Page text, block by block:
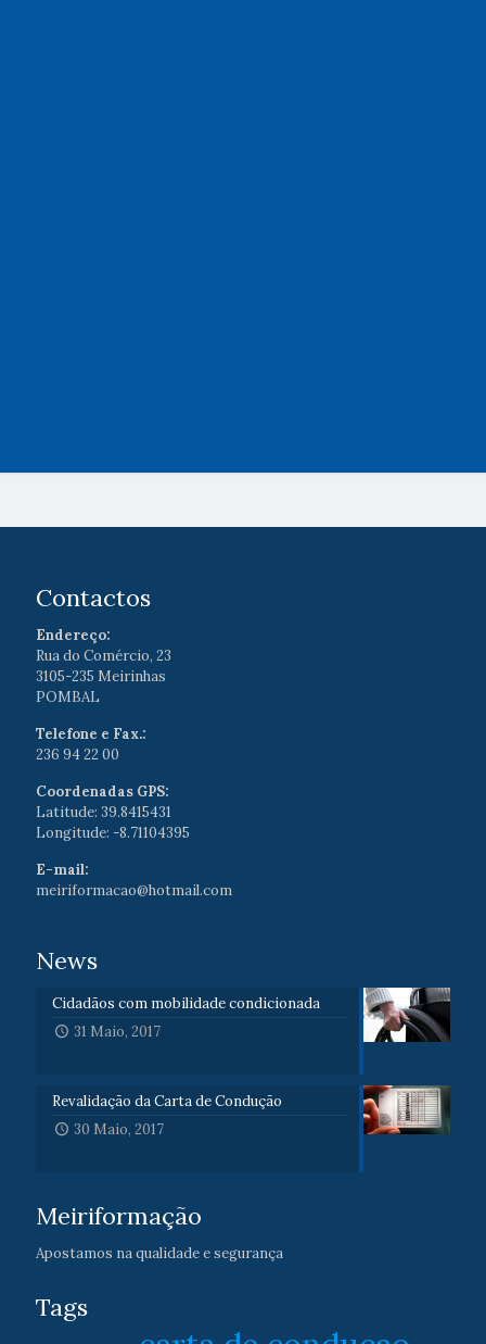
Contactos
Endereço:
Rua do Comércio, 23
3105-235 Meirinhas
POMBAL
Telefone e Fax.:
236 94 22 00
Coordenadas GPS:
Latitude: 39.8415431
Longitude: -8.71104395
E-mail:
meiriformacao@hotmail.com
News
Cidadãos com mobilidade condicionada
31 Maio, 2017
Revalidação da Carta de Condução
30 Maio, 2017
Meiriformação
Apostamos na qualidade e segurança
Tags